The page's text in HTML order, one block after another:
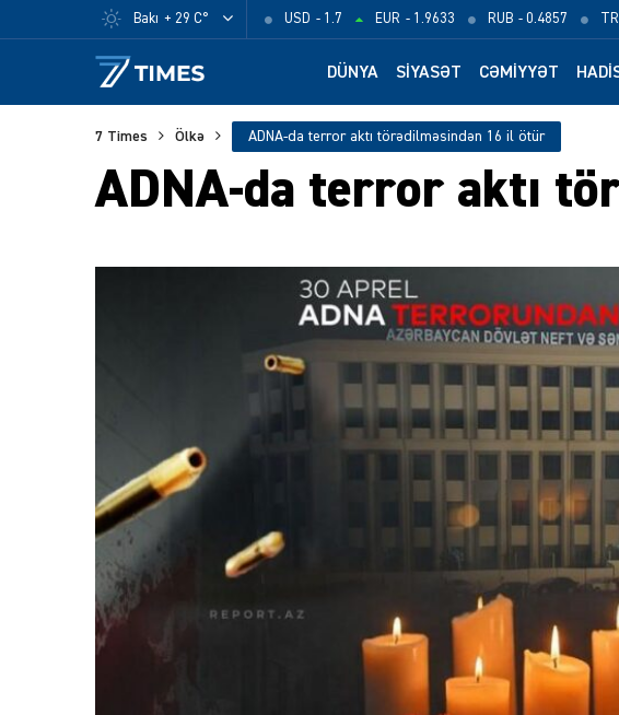
Bakı + 29 C° USD - 1.7 EUR - 1.9633 RUB - 0.4857
DÜNYA SIYASƏT CƏMIYYƏT
7 Times Ölkə ADNA-da terror aktı törədilməsindən 16 il ötür
ADNA-da terror aktı